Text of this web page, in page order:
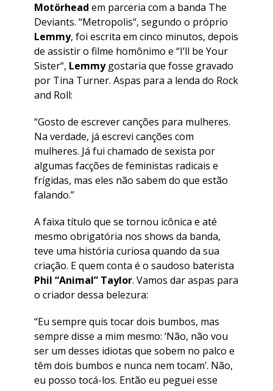
Motörhead em parceria com a banda The
Deviants. “Metropolis“, segundo o próprio
Lemmy, foi escrita em cinco minutos, depois
de assistir o filme homônimo e “I’ll be Your
Sister“, Lemmygostaria que fosse gravado
por Tina Turner. Aspas para a lenda do Rock
and Roll:
“Gosto de escrever canções para mulheres.
Na verdade, já escrevi canções com
mulheres. Já fui chamado de sexista por
algumas facções de feministas radicais e
frígidas, mas eles não sabem do que estão
falando.”
A faixa título que se tornou icônica e até
mesmo obrigatória nos shows da banda,
teve uma história curiosa quando da sua
criação. E quem conta é o saudoso baterista
Phil “Animal” Taylor. Vamos dar aspas para
o criador dessa belezura:
“Eu sempre quis tocar dois bumbos, mas
sempre disse a mim mesmo: ‘Não, não vou
ser um desses idiotas que sobem no palco e
têm dois bumbos e nunca nem tocam’. Não,
eu posso tocá-los. Então eu peguei esse